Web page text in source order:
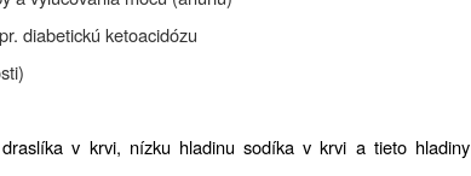
diabetickú ketoacidózu
v krvi, nízku hladinu sodíka v krvi a tieto hladiny